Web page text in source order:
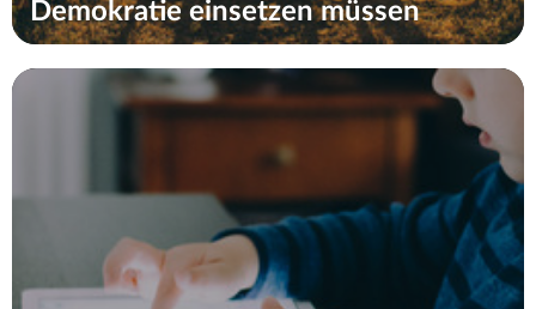
Demokratie einsetzen müssen